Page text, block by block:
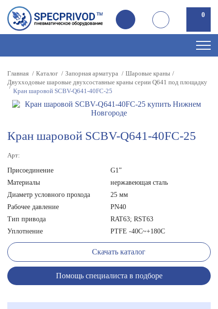
0
Главная Каталог Запорная арматура
Шаровые краны
Двухходовые шаровые двухсоставные краны серии Q641 под площадку
Кран шаровой SCBV-Q641-40FC-25
Кран шаровой SCBV-Q641-40FC-25
Арт:
Присоединение
G1”
Материалы
нержавеющая сталь
Диаметр условного прохода
25 мм
Рабочее давление
PN40
Тип привода
RAT63; RST63
Уплотнение
PTFE -40C~+180C
Скачать каталог
Помощь специалиста в подборе